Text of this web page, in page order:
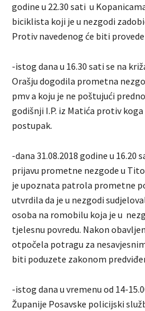
godine u 22.30 sati u
biciklista koji je u nezgodi
Protiv navedenog će biti
-istog dana u 16.30 sati se na
Orašju dogodila prometna
pmv a koju je ne poštujući
godišnji I.P. iz Matića protiv
postupak.
-dana 31.08.2018 godine u 16.20
prijavu prometne nezgode u
je upoznata patrola prometne
utvrdila da je u nezgodi
osoba na romobilu koja je u
tjelesnu povredu. Nakon
otpočela potragu za
biti poduzete zakonom
-istog dana u vremenu od 14-
Županije Posavske policijski